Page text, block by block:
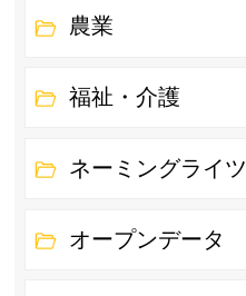
農業
福祉・介護
ネーミングライツ
オープンデータ